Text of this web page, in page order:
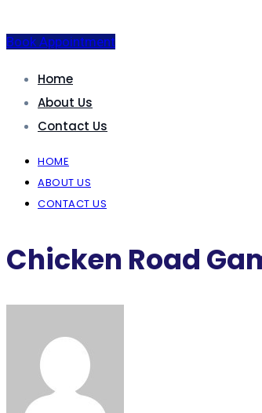
Book Appointment
Home
About Us
Contact Us
HOME
ABOUT US
CONTACT US
Chicken Road